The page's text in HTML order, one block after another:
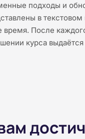
подходы и
в
После
курса